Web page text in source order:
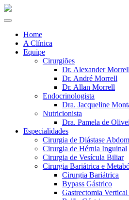
Home
A Clínica
Equipe
Cirurgiões
Dr. Alexander Morrell
Dr. André Morrell
Dr. Allan Morrell
Endocrinologista
Dra. Jacqueline
Nutricionista
Dra. Pamela de
Especialidades
Cirurgia de Diástase
Cirurgia de Hérnia Inguinal
Cirurgia de Vesícula Biliar
Cirurgia Bariátrica e
Cirurgia Bariátrica
Bypass Gástrico
Gastrectomia